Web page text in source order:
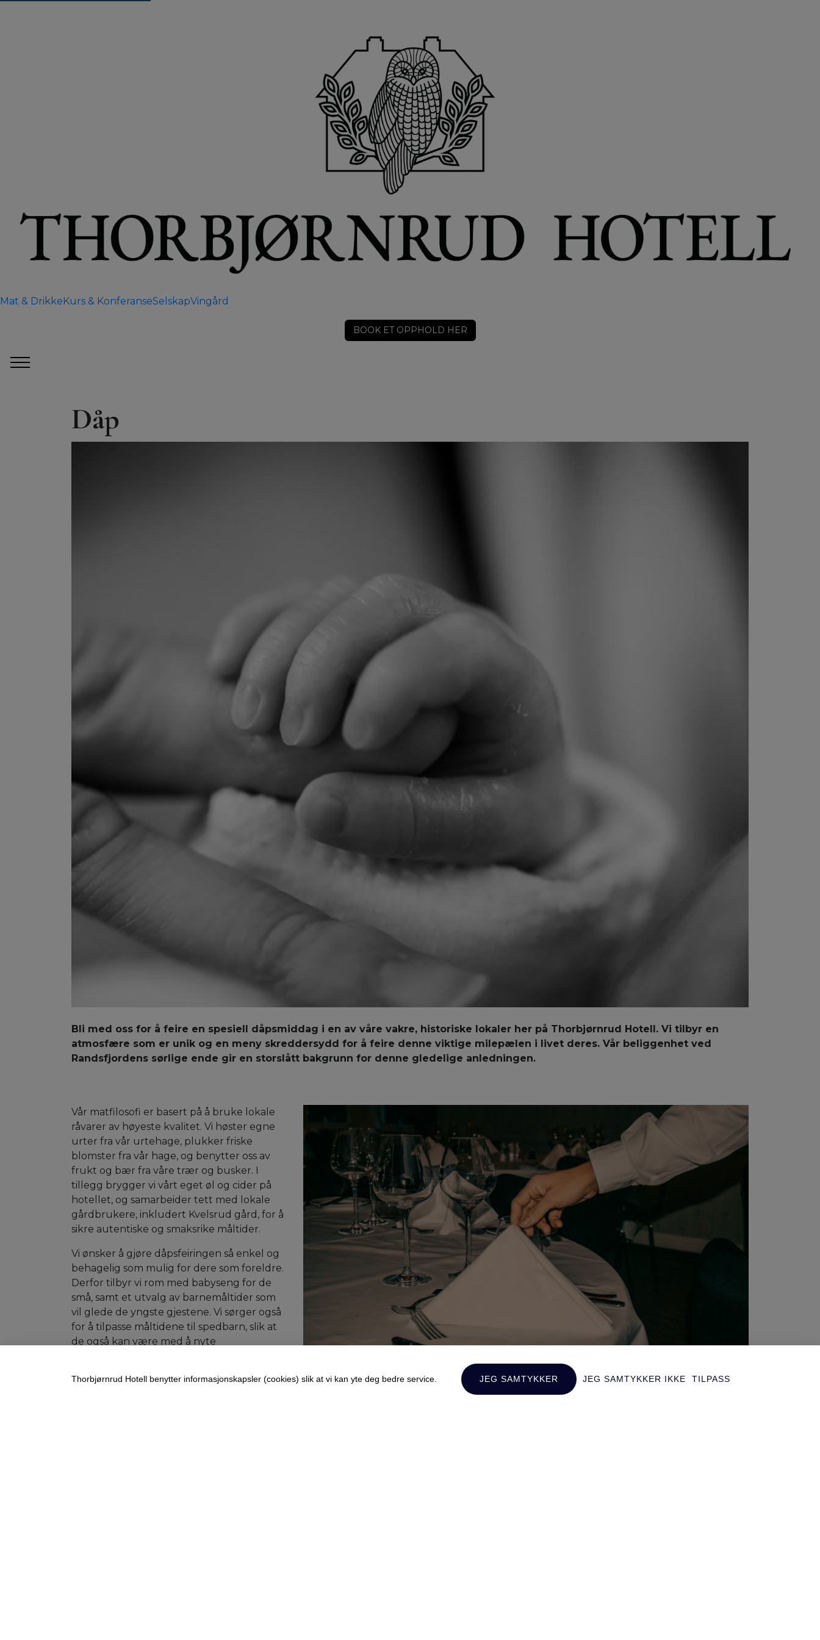
Mat & Drikke Kurs & KonferanseSelskapVingård
BOOK ET OPPHOLD HER
Dåp
Bli med oss for å feire en spesiell dåpsmiddag i en av våre vakre, historiske lokaler her på Thorbjørnrud Hotell. Vi tilbyr en
atmosfære som er unik og en meny skreddersydd for å feire denne viktige milepælen i livet deres. Vår beliggenhet ved
Randsfjordens sørlige ende gir en storslått bakgrunn for denne gledelige anledningen.
Vår matfilosofi er basert på å bruke lokale
råvarer av høyeste kvalitet. Vi høster egne
urter fra vår urtehage, plukker friske
blomster fra vår hage, og benytter oss av
frukt og bær fra våre trær og busker. I
tillegg brygger vi vårt eget øl og cider på
hotellet, og samarbeider tett med lokale
gårdbrukere, inkludert Kvelsrud gård, for å
sikre autentiske og smaksrike måltider.
Vi ønsker å gjøre dåpsfeiringen så enkel og
behagelig som mulig for dere som foreldre.
Derfor tilbyr vi rom med babyseng for de
små, samt et utvalg av barnemåltider som
vil glede de yngste gjestene. Vi sørger også
for å tilpasse måltidene til spedbarn, slik at
de også kan være med å nyte
for deg og din familie. Kontakt oss i dag for
Thorbjørnrud Hotell benytter informasjonskapsler (cookies) slik at vi kan yte deg bedre service. JEG SAMTYKKER JEG SAMTYKKER IKKE TILPASS